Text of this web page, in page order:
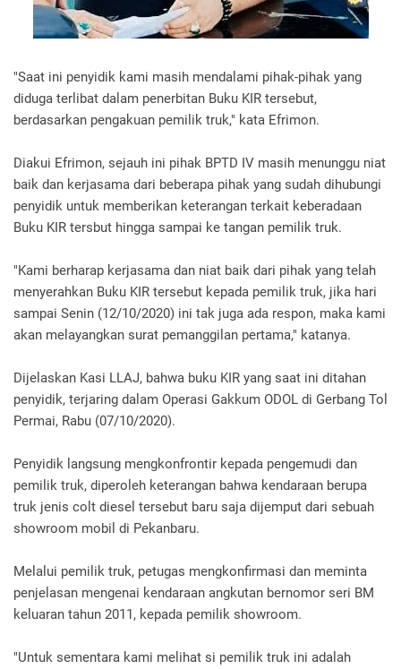
"Saat ini penyidik kami masih mendalami pihak-pihak yang
diduga terlibat dalam penerbitan Buku KIR tersebut,
berdasarkan pengakuan pemilik truk," kata Efrimon.
Diakui Efrimon, sejauh ini pihak BPTD IV masih menunggu niat
baik dan kerjasama dari beberapa pihak yang sudah dihubungi
penyidik untuk memberikan keterangan terkait keberadaan
Buku KIR tersbut hingga sampai ke tangan pemilik truk.
"Kami berharap kerjasama dan niat baik dari pihak yang telah
menyerahkan Buku KIR tersebut kepada pemilik truk, jika hari
sampai Senin (12/10/2020) ini tak juga ada respon, maka kami
akan melayangkan surat pemanggilan pertama," katanya.
Dijelaskan Kasi LLAJ, bahwa buku KIR yang saat ini ditahan
penyidik, terjaring dalam Operasi Gakkum ODOL di Gerbang Tol
Permai, Rabu (07/10/2020).
Penyidik langsung mengkonfrontir kepada pengemudi dan
pemilik truk, diperoleh keterangan bahwa kendaraan berupa
truk jenis colt diesel tersebut baru saja dijemput dari sebuah
showroom mobil di Pekanbaru.
Melalui pemilik truk, petugas mengkonfirmasi dan meminta
penjelasan mengenai kendaraan angkutan bernomor seri BM
keluaran tahun 2011, kepada pemilik showroom.
"Untuk sementara kami melihat si pemilik truk ini adalah